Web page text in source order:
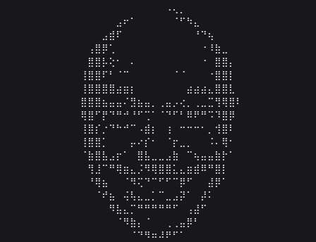
⠀⠀⠀⠀⠀⠀⠀⠀⠀⠀⠀⠀⠀⠀⠀⠀⠠⢄⡀⠀⠀⠀⠀⠀⠀⠀⠀⠀⠀⠀
⠀⠀⠀⠀⠀⠀⠀⠀⠀⣠⠖⠁⠀⠀⠀⠀⠀⠈⠋⠳⣄⠀⠀⠀⠀⠀⠀⠀⠀⠀
⠀⠀⠀⠀⠀⠀⠀⣠⣾⠏⠀⠀⠀⠀⠀⠀⠀⠀⠀⠀⠘⠙⢦⠀⠀⠀⠀⠀⠀⠀
⠀⠀⠀⠀⠀⢠⣿⡿⢁⠀⠀⠀⠀⠀⠀⠀⠀⠀⠀⠀⠀⠐⠸⣷⣀⠀⠀⠀⠀⠀
⠀⠀⠀⠀⠀⣿⣿⡧⢕⠂⠀⠄⠀⠀⠀⠀⠀⠀⠀⠀⠀⠐⠀⣿⣿⡄⠀⠀⠀⠀
⠀⠀⠀⠀⢸⣿⣿⠏⠃⠈⠉⠀⠀⠀⠀⠀⠀⠈⠈⠀⠀⠀⠐⣿⣿⡇⠀⠀⠀⠀
⠀⠀⠀⠀⢸⣿⣿⣿⣿⣴⣶⡆⠀⠀⠀⠀⠀⠀⠀⣴⣴⣴⣄⣿⣿⣇⠀⠀⠀⠀
⠀⠀⠀⠀⣿⣿⣿⣦⣤⣤⠌⣻⣦⣤⡀⢀⣤⡠⢔⡀⢀⣀⣉⢻⢿⣿⠇⠀⠀⠀
⠀⠀⠀⠀⢿⣿⠋⡟⠙⠛⠚⠘⠋⢉⠁⠈⠙⠋⠃⠿⠟⠛⠩⠹⣿⡿⠀⠀⠀⠀
⠀⠀⠀⠀⢸⣿⡎⡐⠙⠓⠚⠉⠠⣾⡆⠀⢰⠀⠒⠒⠒⠂⡀⢺⣿⠇⠀⠀⠀⠀
⠀⠀⠀⠀⢸⣿⣿⡁⠀⠀⠀⡤⠔⡎⠂⠀⠈⡖⣀⡀⠀⠀⠨⠄⢿⠂⠀⠀⠀⠀
⠀⠀⠀⠀⠈⣷⣿⣧⣠⡖⠁⠀⣿⣧⣀⣀⣠⣷⠀⠉⢦⣤⣤⣷⡗⠁⠀⠀⠀⠀
⠀⠀⠀⠀⠀⢻⣸⠉⠛⢿⣶⣄⡨⠻⢿⣿⣿⣅⣄⣶⣾⠿⠛⣿⡇⠀⠀⠀⠀⠀
⠀⠀⠀⠀⠀⠘⢿⣦⠀⠀⠈⠻⢍⠙⠉⠋⠋⠉⡿⠋⠀⠀⣼⡿⠁⠀⠀⠀⠀⠀
⠀⠀⠀⠀⠀⠀⠈⠞⣦⠀⢬⢧⣄⣀⡁⠉⣀⣠⡽⠁⠀⡼⠅⠀⠀⠀⠀⠀⠀⠀
⠀⠀⠀⠀⠀⠀⠀⠀⠻⣧⣄⡉⠛⠛⠛⠛⠛⠋⠀⢠⣼⠋⠀⠀⠀⠀⠀⠀⠀⠀
⠀⠀⠀⠀⠀⠀⠀⠀⠀⠈⠻⣷⡄⠈⠀⠀⢀⢀⣤⡿⠃⠀⠀⠀⠀⠀⠀⠀⠀⠀
⠀⠀⠀⠀⠀⠀⠀⠀⠀⠀⠀⠈⠙⠻⠶⠼⠟⠋⠁⠀⠀⠀⠀⠀⠀⠀⠀⠀⠀⠀